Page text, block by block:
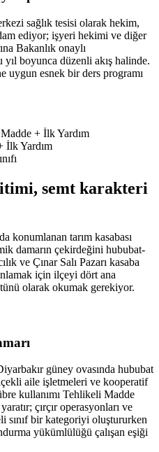
sağlık tesisi olarak hekim,
ediyor; işyeri hekimi ve diğer
Bakanlık onaylı
yıl boyunca düzenli akış halinde.
esnek bir ders programı
+ İlk Yardım
İlk Yardım
semt karakteri
konumlanan tarım kasabası
damarın çekirdeğini hububat-
ve Çınar Salı Pazarı kasaba
için ilçeyi dört ana
olarak okumak gerekiyor.
güney ovasında hububat
aile işletmeleri ve kooperatif
kullanımı Tehlikeli Madde
çırçır operasyonları ve
sınıf bir kategoriyi oluştururken
yükümlülüğü çalışan eşiği